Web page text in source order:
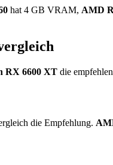
hat 4 GB VRAM, AMD
RX 6600 XT die
die Empfehlung.